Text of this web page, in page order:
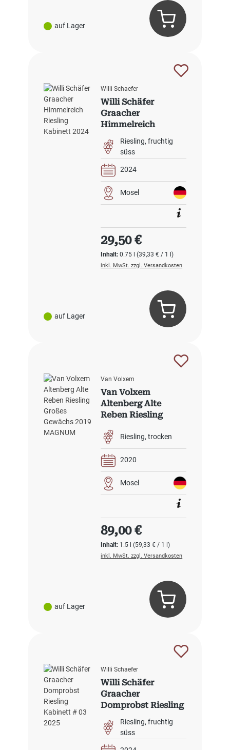
auf Lager
auf Lager
Willi Schaefer
Willi Schäfer
Graacher
Himmelreich
Riesling Kabinett
2024
Riesling fruchtig
süss
2024
Mosel
Inhalt:0.75 l(39,33 € / 1 l)
Regulärer Preis:
29,50 €
inkl. MwSt. zzgl. Versandkosten
auf Lager
Van Volxem
Van Volxem
Altenberg Alte
Reben Riesling
2020 MAGNUM
Riesling trocken
2020
Mosel
Inhalt: 1.5 l(59,33 € / 1 l)
Regulärer Preis:
89,00 €
inkl. MwSt. zzgl. Versandkosten
Willi Schaefer
Willi Schäfer
Graacher
Domprobst Riesling
Kabinett #3 2024
Riesling fruchtig
süss